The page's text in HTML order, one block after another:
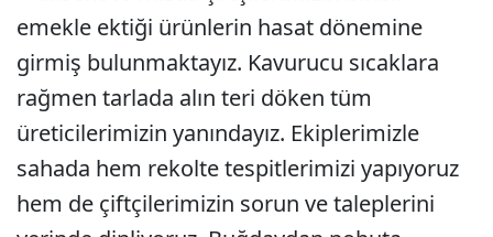
emekle ektiği ürünlerin hasat dönemine
girmiş bulunmaktayız. Kavurucu sıcaklara
rağmen tarlada alın teri döken tüm
üreticilerimizin yanındayız. Ekiplerimizle
sahada hem rekolte tespitlerimizi yapıyoruz
hem de çiftçilerimizin sorun ve taleplerini